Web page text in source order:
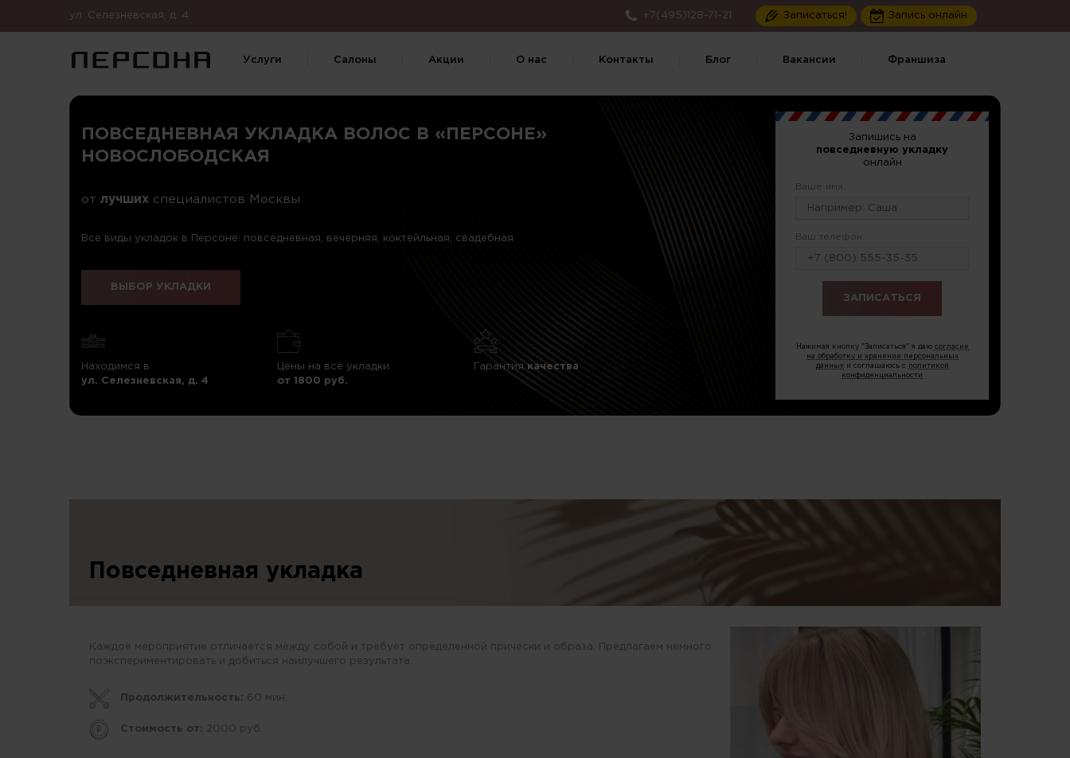
ул. Селезневская, д. 4 +7(495)128-71-21 Записаться! Запись онлайн
Услуги Салоны Акции О нас Контакты Блог Вакансии Франшиза
ПОВСЕДНЕВНАЯ УКЛАДКА ВОЛОС В «ПЕРСОНЕ»
НОВОСЛОБОДСКАЯ
от лучших специалистов Москвы
Все виды укладок в Персоне: повседневная, вечерняя, коктейльная, свадебная
ВЫБОР УКЛАДКИ
Находимся в
ул. Селезневская, д. 4
Цены на все укладки
от 1800 руб.
Гарантиякачества
Запишись на
повседневную укладку
онлайн
Ваше имя:
Ваш телефон:
Нажимая кнопку "Записаться" я даю согласие
на обработку и хранение персональных
данныхи соглашаюсь с
политикой
конфиденциальности
Повседневная укладка
Каждое мероприятие отличается между собой и требует определенной прически и образа. Предлагаем немного
поэкспериментировать и добиться наилучшего результата.
Продолжительность: 60 мин.
Стоимость от: 2000 руб.